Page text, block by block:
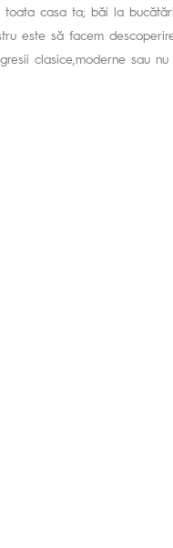
casa ta; băi la
este să facem
clasice,moderne sau